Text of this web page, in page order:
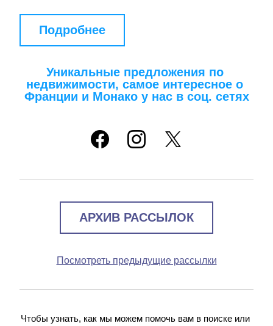
Подробнее
Уникальные предложения по
недвижимости, самое интересное о
Франции и Монако у нас в соц. сетях
АРХИВ РАССЫЛОК
Посмотреть предыдущие рассылки
Чтобы узнать, как мы можем помочь вам в поиске или